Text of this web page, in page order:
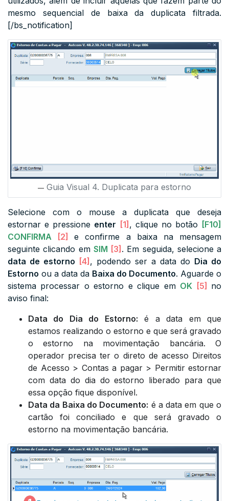
mesmo sequencial de baixa da duplicata filtrada.
[/bs_notification]
Guia Visual 4. Duplicata para estorno
Selecione com o mouse a duplicata que deseja
estornar e pressione enter [1] , clique no botão [F10]
CONFIRMA
[2]e confirme a baixa na mensagem
seguinte clicando em SIM [3] . Em seguida, selecione a
data de estorno [4] , podendo ser a data do Dia do
Estorno ou a data da Baixa do Documento. Aguarde o
sistema processar o estorno e clique em OK [5] no
aviso final:
Data do Dia do Estorno: é a data em que
estamos realizando o estorno e que será gravado
o estorno na movimentação bancária. O
operador precisa ter o direto de acesso Direitos
de Acesso > Contas a pagar > Permitir estornar
com data do dia do estorno liberado para que
essa opção fique disponível.
Data da Baixa do Documento: é a data em que o
cartão foi conciliado e que será gravado o
estorno na movimentação bancária.